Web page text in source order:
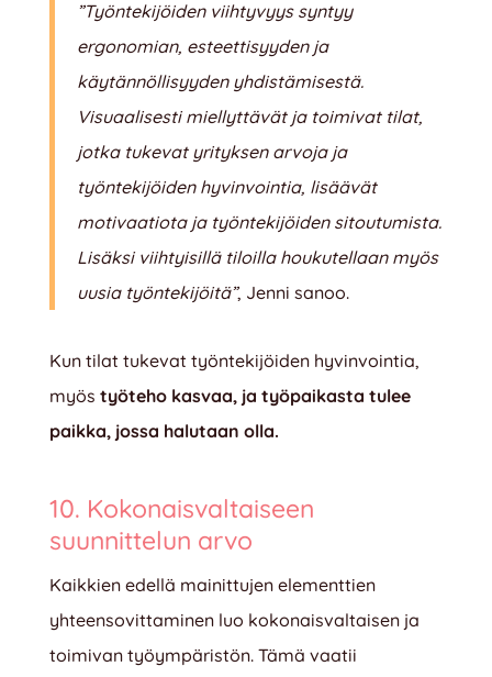
”Työntekijöiden viihtyvyys syntyy
ergonomian, esteettisyyden ja
käytännöllisyyden yhdistämisestä.
Visuaalisesti miellyttävät ja toimivat tilat,
jotka tukevat yrityksen arvoja ja
työntekijöiden hyvinvointia, lisäävät
motivaatiota ja työntekijöiden sitoutumista.
Lisäksi viihtyisillä tiloilla houkutellaan myös
uusia työntekijöitä”, Jenni sanoo.
Kun tilat tukevat työntekijöiden hyvinvointia,
myös työteho kasvaa, ja työpaikasta tulee
paikka, jossa halutaan olla.
10. Kokonaisvaltaiseen
suunnittelun arvo
Kaikkien edellä mainittujen elementtien
yhteensovittaminen luo kokonaisvaltaisen ja
toimivan työympäristön. Tämä vaatii